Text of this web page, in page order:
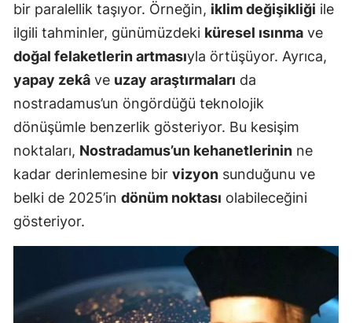
bir paralellik taşıyor. Örneğin, iklim değişikliği ile
ilgili tahminler, günümüzdeki küresel ısınma ve
doğal felaketlerin artmasıyla örtüşüyor. Ayrıca,
yapay zekâ ve uzay araştırmaları da
nostradamus’un öngördüğü teknolojik
dönüşümle benzerlik gösteriyor. Bu kesişim
noktaları, Nostradamus’un kehanetlerinin ne
kadar derinlemesine bir vizyon sunduğunu ve
belki de 2025’in dönüm noktası olabileceğini
gösteriyor.